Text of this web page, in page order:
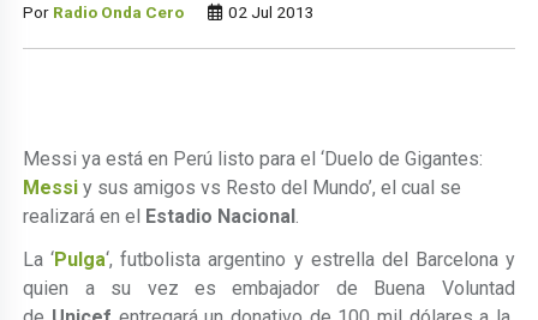
Por Radio Onda Cero 02 Jul 2013
Messi ya está en Perú listo para el‘Duelo de Gigantes:
Messi y sus amigos vs Resto del Mundo’, el cual se
realizará en el Estadio Nacional.
La ‘Pulga‘,futbolista argentino y estrella del Barcelona y
quien a su vez es embajador de Buena Voluntad